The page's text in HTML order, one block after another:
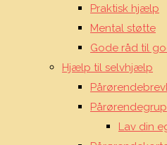
Praktisk hjælp
Mental støtte
Gode råd til
Hjælp til selvhjælp
Lav din